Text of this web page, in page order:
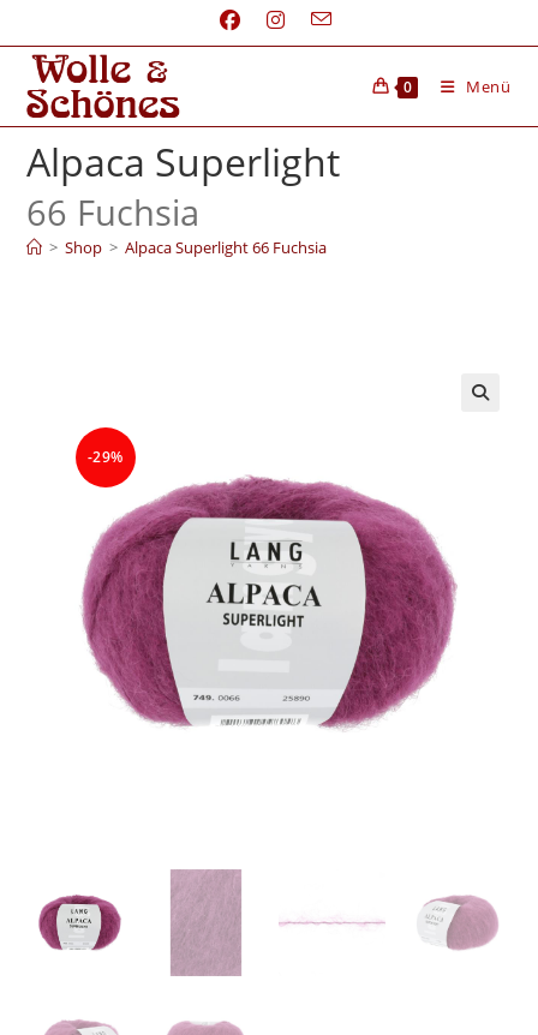
0 Menü
Alpaca Superlight
66 Fuchsia
> Shop > Alpaca Superlight 66 Fuchsia
-29%